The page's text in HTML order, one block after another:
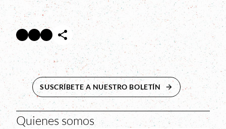
Facebook Abre en nueva ventana
Twitter Abre en nueva ventana
InstagramAbre en nueva ventana
SUSCRÍBETE A NUESTRO BOLETÍN ABRE EN NUEVA
Quienes somos